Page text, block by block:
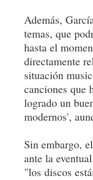
Además,
temas, que
hasta el
directamente
situación
canciones que
logrado un
modernos',
Sin embargo,
ante la
"los discos